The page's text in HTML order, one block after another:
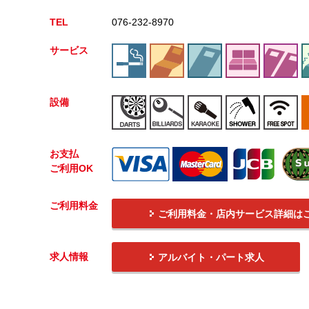
TEL 076-232-8970
サービス
設備
お支払
ご利用OK
ご利用料金
ご利用料金・店内サービス詳細は
求人情報 アルバイト・パート求人